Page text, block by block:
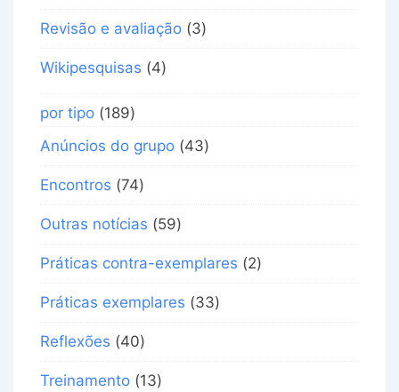
Revisão e avaliação (3)
Wikipesquisas (4)
por tipo (189)
Anúncios do grupo (43)
Encontros (74)
Outras notícias (59)
Práticas contra-exemplares (2)
Práticas exemplares (33)
Reflexões (40)
Treinamento (13)